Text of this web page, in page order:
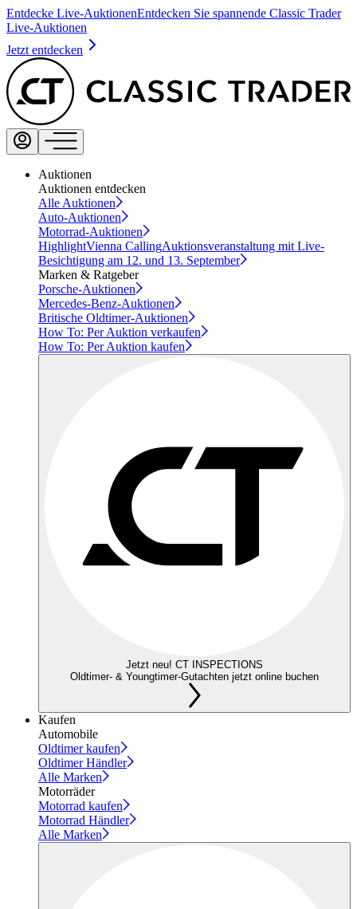
Entdecke Live-AuktionenEntdecken Sie spannende Classic Trader
Live-Auktionen
Jetzt entdecken
Auktionen
Auktionen entdecken
Alle Auktionen
Auto-Auktionen
Motorrad-Auktionen
HighlightVienna CallingAuktionsveranstaltung mit Live-
Besichtigung am 12. und 13. September
Marken & Ratgeber
Porsche-Auktionen
Mercedes-Benz-Auktionen
Britische Oldtimer-Auktionen
How To: Per Auktion verkaufen
How To: Per Auktion kaufen
Jetzt neu! CT INSPECTIONS
Oldtimer- & Youngtimer-Gutachten jetzt online buchen
Kaufen
Automobile
Oldtimer kaufen
Oldtimer Händler
Alle Marken
Motorräder
Motorrad kaufen
Motorrad Händler
Alle Marken